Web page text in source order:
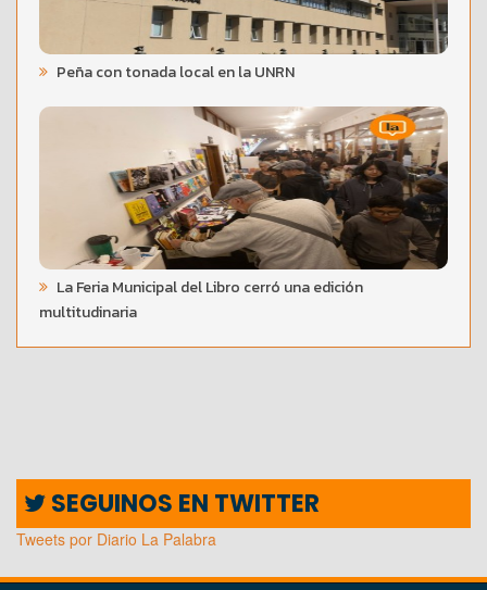
Peña con tonada local en la UNRN
La Feria Municipal del Libro cerró una edición
multitudinaria
SEGUINOS EN TWITTER
Tweets por Diario La Palabra